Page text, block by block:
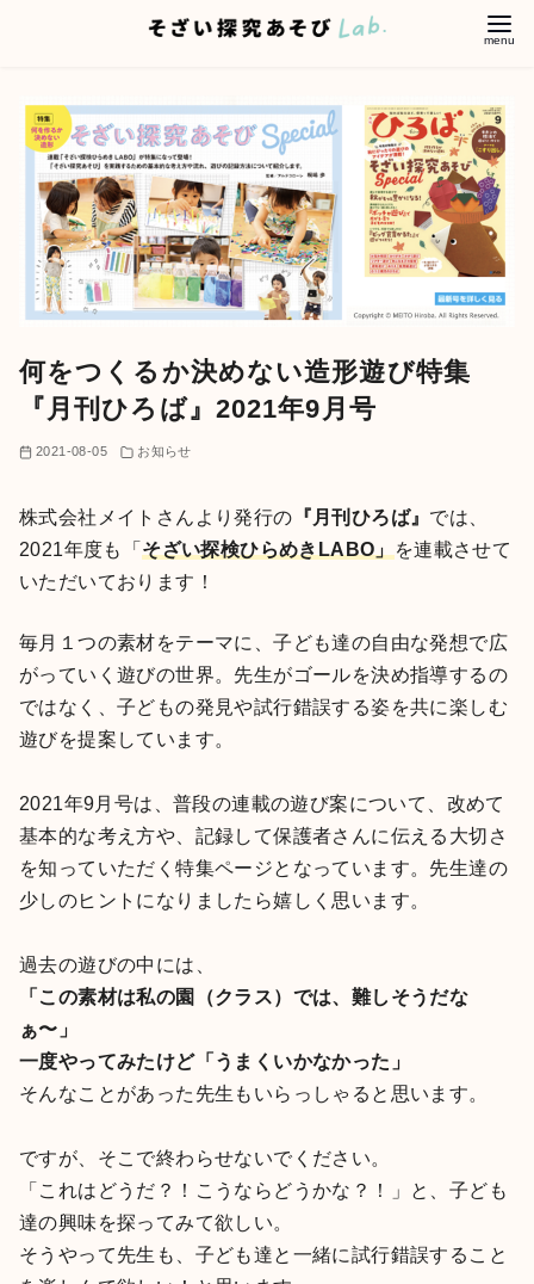
何をつくるか決めない造形遊び特集
『月刊ひろば』2021年9月号
2021-08-05 お知らせ
株式会社メイトさんより発行の 『月刊ひろば』 では、
2021年度も「そざい探検ひらめきLABO」を連載させて
いただいております！
毎月１つの素材をテーマに、子ども達の自由な発想で広
がっていく遊びの世界。先生がゴールを決め指導するの
ではなく、子どもの発見や試行錯誤する姿を共に楽しむ
遊びを提案しています。
2021年9月号は、普段の連載の遊び案について、改めて
基本的な考え方や、記録して保護者さんに伝える大切さ
を知っていただく特集ページとなっています。先生達の
少しのヒントになりましたら嬉しく思います。
過去の遊びの中には、
「この素材は私の園（クラス）では、難しそうだな
ぁ〜」
一度やってみたけど「うまくいかなかった」
そんなことがあった先生もいらっしゃると思います。
ですが、そこで終わらせないでください。
「これはどうだ？！こうならどうかな？！」と、子ども
達の興味を探ってみて欲しい。
そうやって先生も、子ども達と一緒に試行錯誤すること